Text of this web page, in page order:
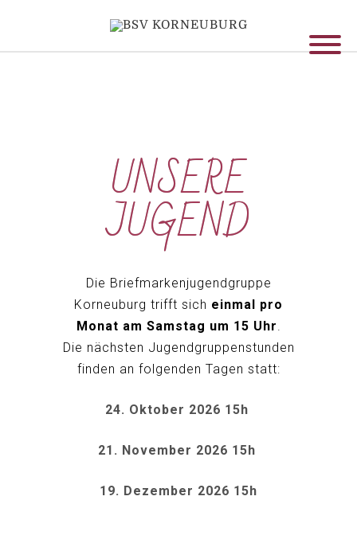
UNSERE
JUGEND
Die Briefmarkenjugendgruppe
Korneuburg trifft sich einmal pro
Monat am Samstag um 15 Uhr.
Die nächsten Jugendgruppenstunden
finden an folgenden Tagen statt:
24. Oktober 2026 15h
21. November 2026 15h
19. Dezember 2026 15h